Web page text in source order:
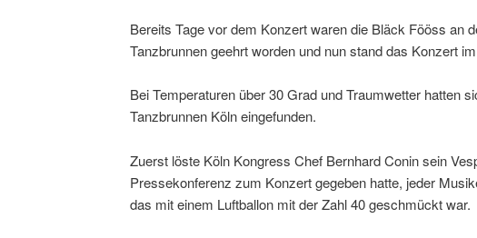
Bereits Tage vor dem Konzert waren die Bläck Fööss an
Tanzbrunnen geehrt worden und nun stand das Konzert
Bei Temperaturen über 30 Grad und Traumwetter hatten
Tanzbrunnen Köln eingefunden.
Zuerst löste Köln Kongress Chef Bernhard Conin sein
Pressekonferenz zum Konzert gegeben hatte, jeder
das mit einem Luftballon mit der Zahl 40 geschmückt war.